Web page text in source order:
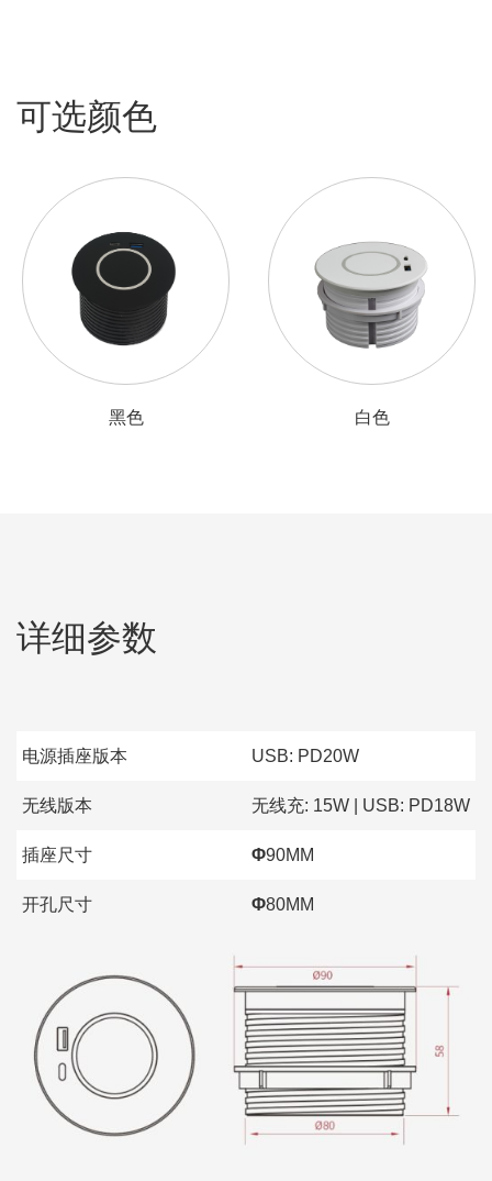
可选颜色
黑色 白色
详细参数
电源插座版本 USB: PD20W
无线版本 无线充: 15W | USB: PD18W
插座尺寸 Φ90MM
开孔尺寸 Φ80MM